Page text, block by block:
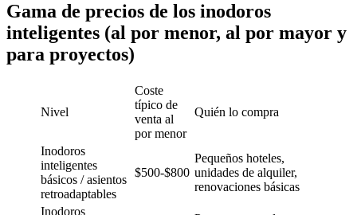
Gama de precios de los inodoros
inteligentes (al por menor, al por mayor y
para proyectos)
Nivel
Coste
típico de
venta al
por menor
Quién lo compra
Inodoros
inteligentes
básicos / asientos
retroadaptables
$500-$800
Pequeños hoteles,
unidades de alquiler,
renovaciones básicas
Inodoros